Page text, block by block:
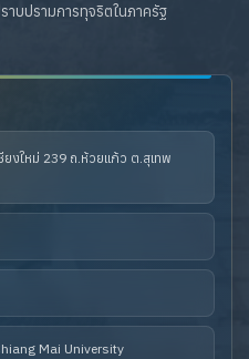
บปรามการทุจริตในภาครัฐ
งใหม่ 239 ถ.ห้วยแก้ว ต.สุเทพ
Mai University